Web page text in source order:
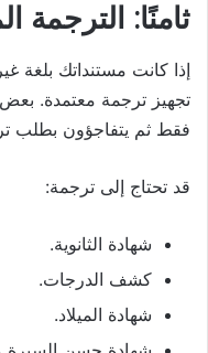
ثامنًا: الترجمة
إذا كانت مستنداتك بلغة
تجهيز ترجمة معتمدة.
فقط ثم يتفاجؤون بطلب
قد تحتاج إلى ترجمة:
شهادة الثانوية.
كشف الدرجات.
شهادة الميلاد.